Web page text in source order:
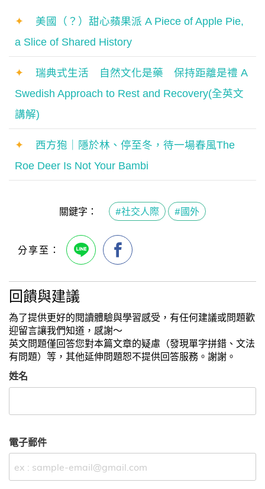
✦
美國（？）甜心蘋果派 A Piece of Apple Pie,
a Slice of Shared History
✦
瑞典式生活 自然文化是藥 保持距離是禮 A
Swedish Approach to Rest and Recovery(全英文
講解)
✦
西方狍｜隱於林、停至冬，待一場春風The
Roe Deer Is Not Your Bambi
關鍵字： #社交人際 #國外
回饋與建議
為了提供更好的閱讀體驗與學習感受，有任何建議或問題歡
迎留言讓我們知道，感謝～
英文問題僅回答您對本篇文章的疑慮（發現單字拼錯、文法
有問題）等，其他延伸問題恕不提供回答服務。謝謝。
姓名
電子郵件